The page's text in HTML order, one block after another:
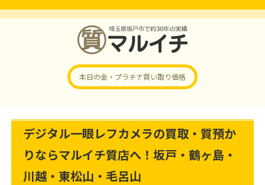
本日の金・プラチナ買い取り価格
デジタル一眼レフカメラの買取・質預か
りならマルイチ質店へ！坂戸・鶴ヶ島・
川越・東松山・毛呂山